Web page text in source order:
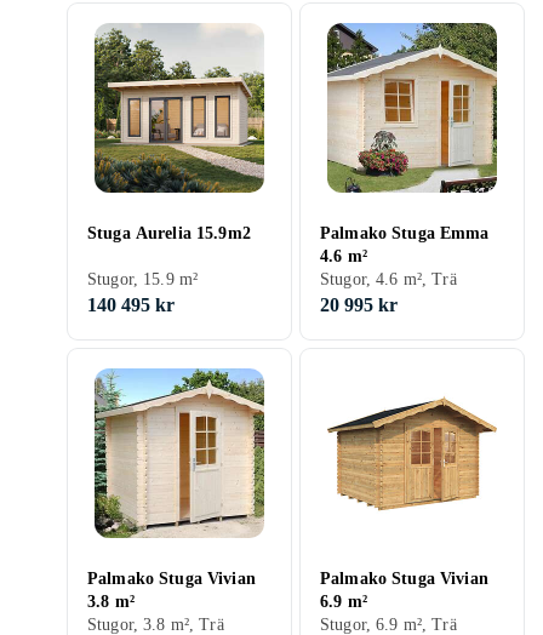
Stuga Aurelia 15.9m2
Stugor, 15.9 m²
140 495 kr
Palmako Stuga Emma
4.6 m²
Stugor, 4.6 m², Trä
20 995 kr
Palmako Stuga Vivian
3.8 m²
Stugor, 3.8 m², Trä
Palmako Stuga Vivian
6.9 m²
Stugor, 6.9 m², Trä